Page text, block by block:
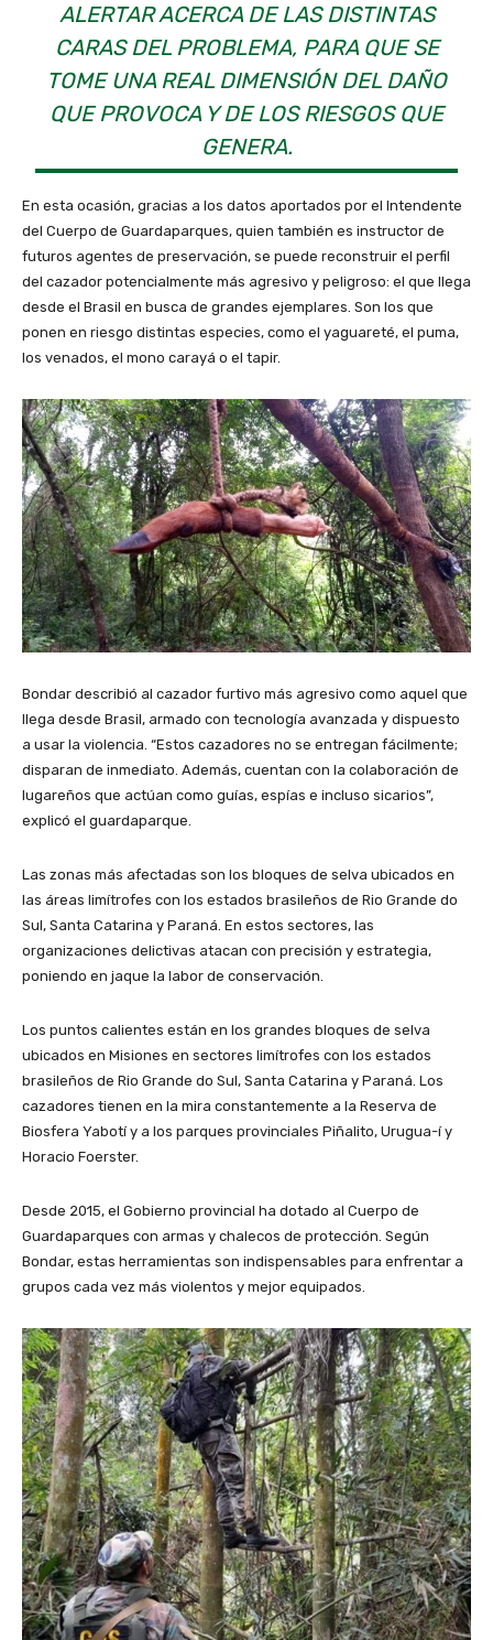
ALERTAR ACERCA DE LAS DISTINTAS
CARAS DEL PROBLEMA, PARA QUE SE
TOME UNA REAL DIMENSIÓN DEL DAÑO
QUE PROVOCA Y DE LOS RIESGOS QUE
GENERA.
En esta ocasión, gracias a los datos aportados por el Intendente
del Cuerpo de Guardaparques, quien también es instructor de
futuros agentes de preservación, se puede reconstruir el perfil
del cazador potencialmente más agresivo y peligroso: el que llega
desde el Brasil en busca de grandes ejemplares. Son los que
ponen en riesgo distintas especies, como el yaguareté, el puma,
los venados, el mono carayá o el tapir.
Bondar describió al cazador furtivo más agresivo como aquel que
llega desde Brasil, armado con tecnología avanzada y dispuesto
a usar la violencia. “Estos cazadores no se entregan fácilmente;
disparan de inmediato. Además, cuentan con la colaboración de
lugareños que actúan como guías, espías e incluso sicarios”,
explicó el guardaparque.
Las zonas más afectadas son los bloques de selva ubicados en
las áreas limítrofes con los estados brasileños de Rio Grande do
Sul, Santa Catarina y Paraná. En estos sectores, las
organizaciones delictivas atacan con precisión y estrategia,
poniendo en jaque la labor de conservación.
Los puntos calientes están en los grandes bloques de selva
ubicados en Misiones en sectores limítrofes con los estados
brasileños de Rio Grande do Sul, Santa Catarina y Paraná. Los
cazadores tienen en la mira constantemente a la Reserva de
Biosfera Yabotí y a los parques provinciales Piñalito, Urugua-í y
Horacio Foerster.
Desde 2015, el Gobierno provincial ha dotado al Cuerpo de
Guardaparques con armas y chalecos de protección. Según
Bondar, estas herramientas son indispensables para enfrentar a
grupos cada vez más violentos y mejor equipados.